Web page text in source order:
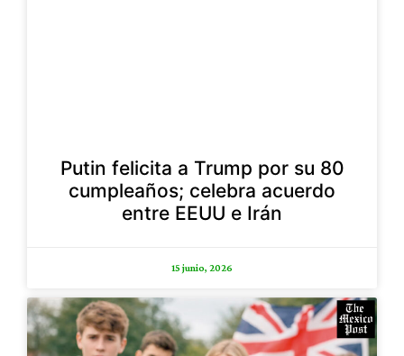
Putin felicita a Trump por su 80
cumpleaños; celebra acuerdo
entre EEUU e Irán
15 junio, 2026